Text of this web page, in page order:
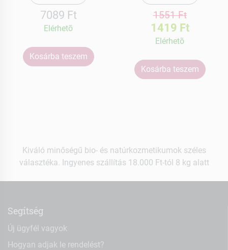
7089 Ft
Elérhetõ
Kosárba teszem
1551 Ft
1419 Ft
Elérhetõ
Kosárba teszem
Kiváló minőségű bio- és natúrkozmetikumok széles
választéka. Ingyenes szállítás 18.000 Ft-tól 8 kg alatt
Segítség
Új ügyfél vagyok
Hogyan adjak le rendelést?